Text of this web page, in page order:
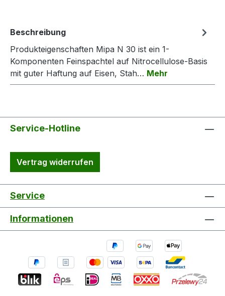
Beschreibung
Produkteigenschaften Mipa N 30 ist ein 1-
Komponenten Feinspachtel auf Nitrocellulose-Basis
mit guter Haftung auf Eisen, Stah… Mehr
Service-Hotline
Vertrag widerrufen
Service
Informationen